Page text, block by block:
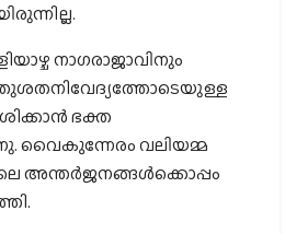
നാഗരാജാവിനും
ഭക്ത
വൈകുന്നേരം വലിയമ്മ
അന്തര്‍ജനങ്ങള്‍ക്കൊപ്പം